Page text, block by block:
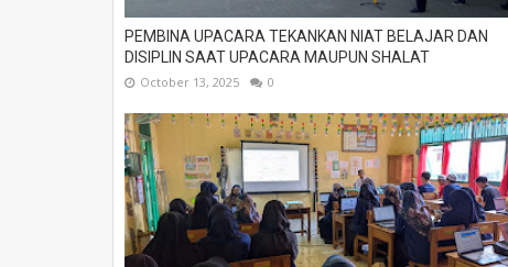
PEMBINA UPACARA TEKANKAN NIAT BELAJAR DAN
DISIPLIN SAAT UPACARA MAUPUN SHALAT
October 13, 2025 0